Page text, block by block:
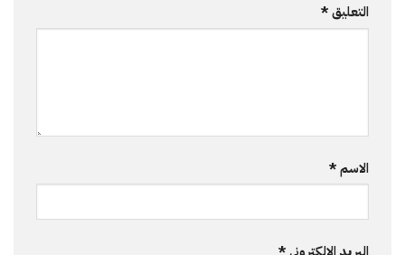
التعليق*
الاسم*